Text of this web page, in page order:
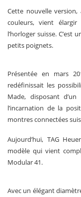
Cette nouvelle
couleurs, vient
l’horloger suisse.
petits poignets.
Présentée en mars
redéfinissait les
Made, disposant
l’incarnation de la
montres connectées
Aujourd’hui, TAG
modèle qui vient
Modular 41.
Avec un élégant